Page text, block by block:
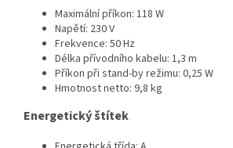
Maximální příkon: 118 W
Napětí: 230 V
Frekvence: 50 Hz
Délka přívodního kabelu: 1,3 m
Příkon při stand-by režimu: 0,25 W
Hmotnost netto: 9,8 kg
Energetický štítek